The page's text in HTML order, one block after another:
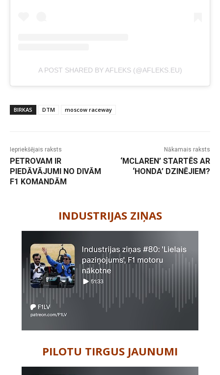
A POST SHARED BY AFLEKS (@AFLEKS.EU)
BIRKAS DTM moscow raceway
Iepriekšējais raksts
PETROVAM IR
PIEDĀVĀJUMI NO DIVĀM
F1 KOMANDĀM
Nākamais raksts
‘MCLAREN’ STARTĒS AR
‘HONDA’ DZINĒJIEM?
INDUSTRIJAS ZIŅAS
PILOTU TIRGUS JAUNUMI